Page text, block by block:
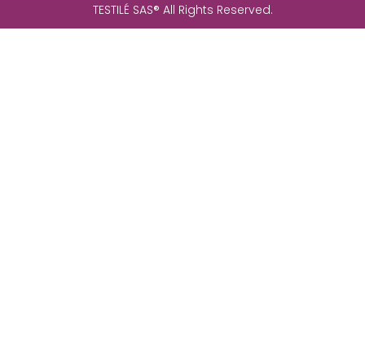
TESTILÉ SAS® All Rights Reserved.